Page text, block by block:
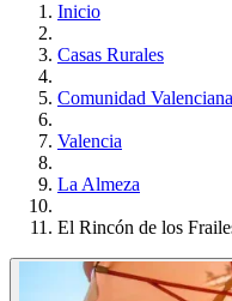
Inicio
Casas Rurales
Comunidad Valenciana
Valencia
La Almeza
El Rincón de los